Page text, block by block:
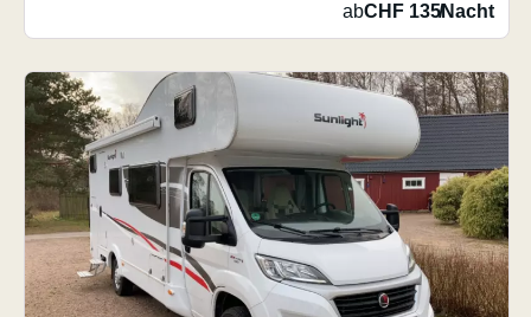
abCHF 135/Nacht